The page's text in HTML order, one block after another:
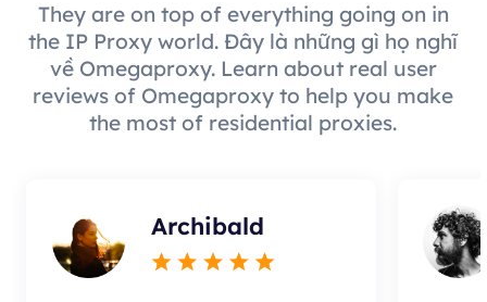
They are on top of everything going on in
the IP Proxy world. Đây là những gì họ nghĩ
về Omegaproxy. Learn about real user
reviews of Omegaproxy to help you make
the most of residential proxies.
Archibald